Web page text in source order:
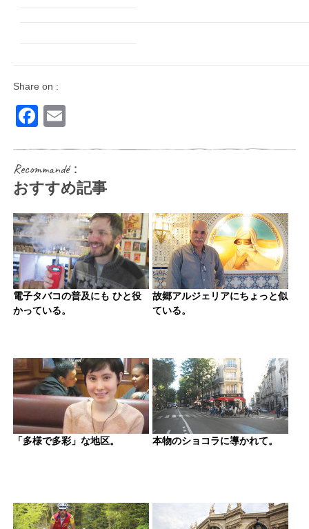
Share on :
Facebook
Recommandé：
おすすめ記事
電子タバコの普及にも ひと役
かっている。
故郷アルジェリアにちょっと似
ている。
「多様で多彩」な地区。 本物のショコラに導かれて。